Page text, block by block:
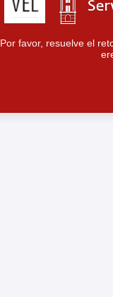
Por favor, resuelve el